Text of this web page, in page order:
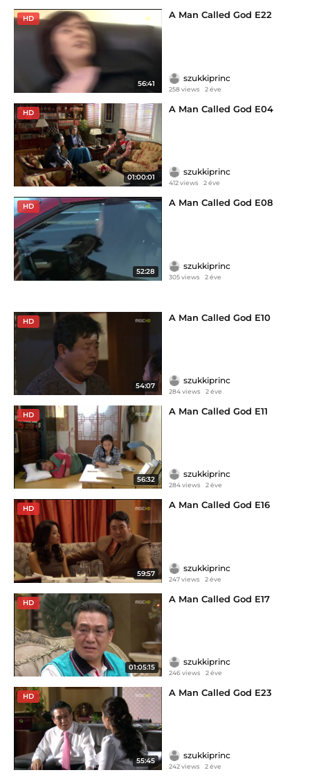
HD
56:41
A Man Called God E22
szukkiprinc
258 views 2 éve
HD
01:00:01
A Man Called God E04
szukkiprinc
412 views 2 éve
HD
52:28
A Man Called God E08
szukkiprinc
305 views 2 éve
HD
54:07
A Man Called God E10
szukkiprinc
284 views 2 éve
HD
56:32
A Man Called God E11
szukkiprinc
284 views 2 éve
HD
59:57
A Man Called God E16
szukkiprinc
247 views 2 éve
HD
01:05:15
A Man Called God E17
szukkiprinc
246 views 2 éve
HD
55:45
A Man Called God E23
szukkiprinc
242 views 2 éve